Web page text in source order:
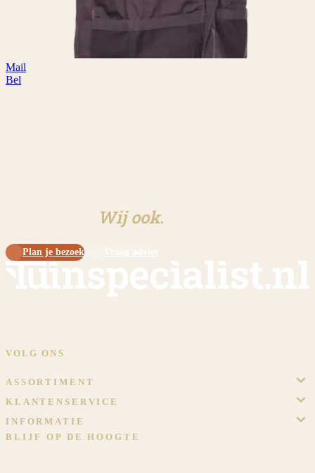
Mail
Bel
Wij ook.
Plan je bezoek Vraag advies
VOLG ONS
ASSORTIMENT
KLANTENSERVICE
INFORMATIE
BLIJF OP DE HOOGTE